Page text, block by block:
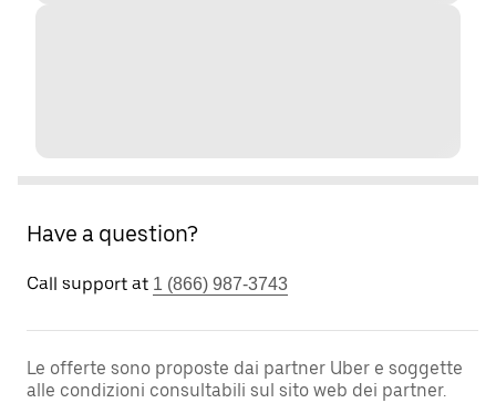
Have a question?
Call support at 1 (866) 987-3743
Le offerte sono proposte dai partner Uber e soggette
alle condizioni consultabili sul sito web dei partner.